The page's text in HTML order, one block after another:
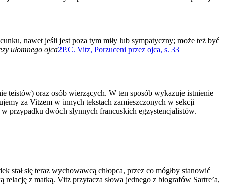
nawet jeśli jest poza tym miły lub sympatyczny; może też być
ułomnego ojca2P.C. Vitz, Porzuceni przez ojca, s. 33
teistów) oraz osób wierzących. W ten sposób wykazuje istnienie
za Vitzem w innych tekstach zamieszczonych w sekcji
przypadku dwóch słynnych francuskich egzystencjalistów.
stał się teraz wychowawcą chłopca, przez co mógłby stanowić
z matką. Vitz przytacza słowa jednego z biografów Sartre’a,